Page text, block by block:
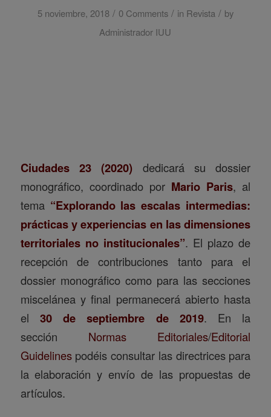
5 noviembre, 2018 / 0 Comments / in Revista / by
Administrador IUU
territoriales no institucionales”
. El plazo de
recepción de contribuciones tanto para el
dossier monográfico como para las secciones
miscelánea y final permanecerá abierto hasta
el30 de septiembre de 2019
. En la
sección
Normas Editoriales/
Editorial
Guidelines
podéis consultar las directrices para
la elaboración y envío de las propuestas de
artículos.
Read more